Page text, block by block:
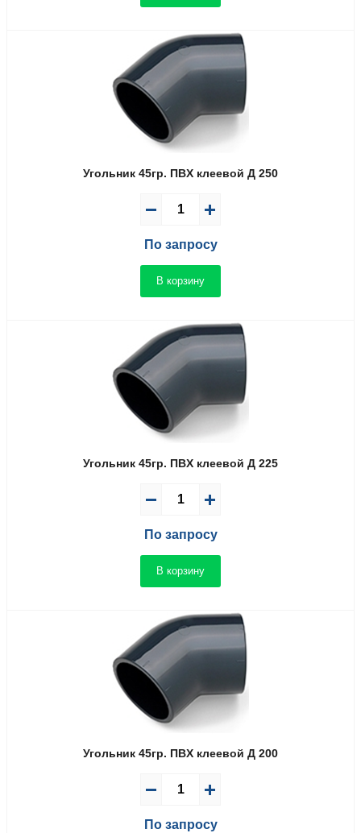
Угольник 45гр. ПВX клеевой Д 250
По запросу
В корзину
Угольник 45гр. ПВX клеевой Д 225
По запросу
В корзину
Угольник 45гр. ПВX клеевой Д 200
По запросу